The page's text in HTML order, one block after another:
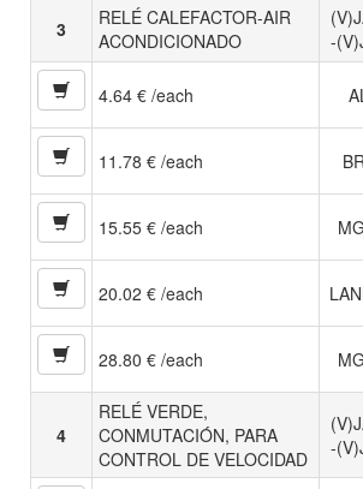
3
RELÉ CALEFACTOR-AIR
ACONDICIONADO
-
4.64 € /each
11.78 € /each
15.55 € /each
20.02 € /each
28.80 € /each
4
RELÉ VERDE,
CONMUTACIÓN, PARA
CONTROL DE VELOCIDAD
-